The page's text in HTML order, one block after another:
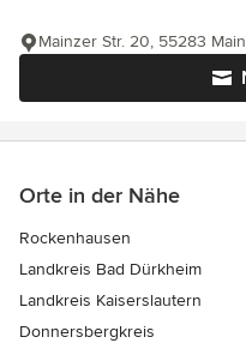
Mainzer Str. 20, 55283
Orte in der Nähe
Rockenhausen
Landkreis Bad Dürkheim
Landkreis Kaiserslautern
Donnersbergkreis